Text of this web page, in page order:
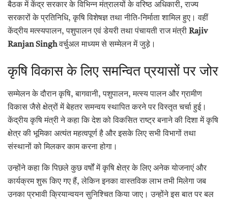
बैठक में केंद्र सरकार के विभिन्न मंत्रालयों के वरिष्ठ अधिकारी, राज्य
सरकारों के प्रतिनिधि, कृषि विशेषज्ञ तथा नीति-निर्माता शामिल हुए। वहीं
केंद्रीय मत्स्यपालन, पशुपालन एवं डेयरी तथा पंचायती राज मंत्री Rajiv
Ranjan Singhवर्चुअल माध्यम से सम्मेलन में जुड़े।
कृषि विकास के लिए समन्वित प्रयासों पर जोर
सम्मेलन के दौरान कृषि, बागवानी, पशुपालन, मत्स्य पालन और ग्रामीण
विकास जैसे क्षेत्रों में बेहतर समन्वय स्थापित करने पर विस्तृत चर्चा हुई।
केंद्रीय कृषि मंत्री ने कहा कि देश को विकसित राष्ट्र बनाने की दिशा में कृषि
क्षेत्र की भूमिका अत्यंत महत्वपूर्ण है और इसके लिए सभी विभागों तथा
संस्थानों को मिलकर काम करना होगा।
उन्होंने कहा कि पिछले कुछ वर्षों में कृषि क्षेत्र के लिए अनेक योजनाएं और
कार्यक्रम शुरू किए गए हैं, लेकिन इनका वास्तविक लाभ तभी मिलेगा जब
उनका प्रभावी क्रियान्वयन सुनिश्चित किया जाए। उन्होंने इस बात पर बल